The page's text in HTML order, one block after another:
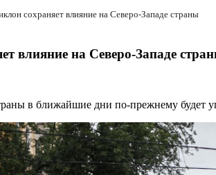
сохраняет влияние на Северо‑Западе страны
влияние на Северо‑Западе
в ближайшие дни по‑прежнему